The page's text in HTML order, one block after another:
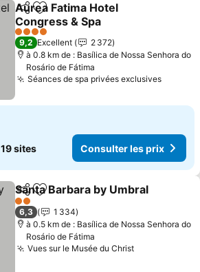
PartagerAjouter à mes favoris
Aurea Fatima Hotel
Congress & Spa
Consulter les prix
4 Étoiles
9,2 Excellent
2 372
à 0.8 km de : Basílica de Nossa Senhora do
Rosário de Fátima
Séances de spa privées exclusives
19 sites Consulter les prix
PartagerAjouter à mes favoris
Santa Barbara by Umbral
2 Étoiles
6,3
1 334
à 0.5 km de : Basílica de Nossa Senhora do
Rosário de Fátima
Vues sur le Musée du ChristConsulter